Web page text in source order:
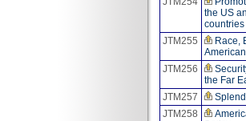
the US
countries
JTM255
Race,
JTM256
the Far
JTM257
JTM258